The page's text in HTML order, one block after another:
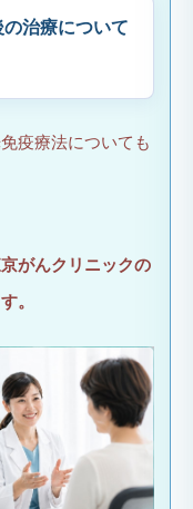
治療について
疫療法についても
がんクリニックの
。